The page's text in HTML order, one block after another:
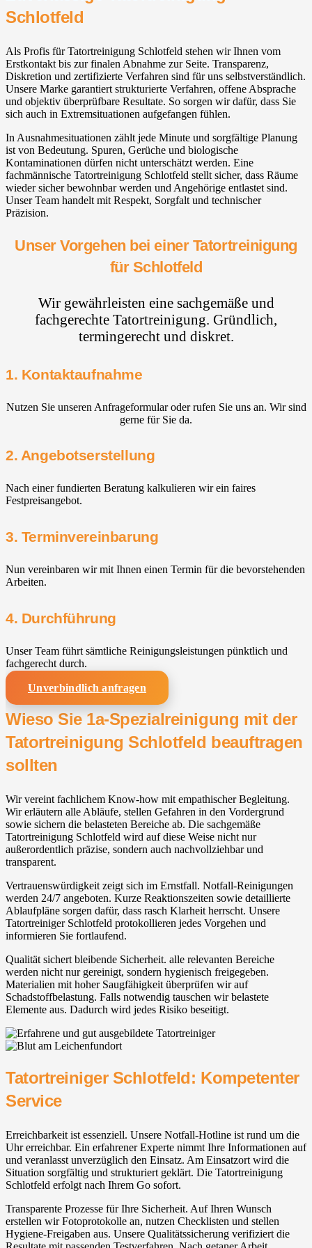
Schlotfeld
Als Profis für Tatortreinigung Schlotfeld stehen wir Ihnen vom
Erstkontakt bis zur finalen Abnahme zur Seite. Transparenz,
Diskretion und zertifizierte Verfahren sind für uns selbstverständlich.
Unsere Marke garantiert strukturierte Verfahren, offene Absprache
und objektiv überprüfbare Resultate. So sorgen wir dafür, dass Sie
sich auch in Extremsituationen aufgefangen fühlen.
In Ausnahmesituationen zählt jede Minute und sorgfältige Planung
ist von Bedeutung. Spuren, Gerüche und biologische
Kontaminationen dürfen nicht unterschätzt werden. Eine
fachmännische Tatortreinigung Schlotfeld stellt sicher, dass Räume
wieder sicher bewohnbar werden und Angehörige entlastet sind.
Unser Team handelt mit Respekt, Sorgfalt und technischer
Präzision.
Unser Vorgehen bei einer Tatortreinigung
für Schlotfeld
Wir gewährleisten eine sachgemäße und
fachgerechte Tatortreinigung. Gründlich,
termingerecht und diskret.
1. Kontaktaufnahme
Nutzen Sie unseren Anfrageformular oder rufen Sie uns an. Wir sind
gerne für Sie da.
2. Angebotserstellung
Nach einer fundierten Beratung kalkulieren wir ein faires
Festpreisangebot.
3. Terminvereinbarung
Nun vereinbaren wir mit Ihnen einen Termin für die bevorstehenden
Arbeiten.
4. Durchführung
Unser Team führt sämtliche Reinigungsleistungen pünktlich und
fachgerecht durch.
Unverbindlich anfragen
Wieso Sie 1a-Spezialreinigung mit der
Tatortreinigung Schlotfeld beauftragen
sollten
Wir vereint fachlichem Know-how mit empathischer Begleitung.
Wir erläutern alle Abläufe, stellen Gefahren in den Vordergrund
sowie sichern die belasteten Bereiche ab. Die sachgemäße
Tatortreinigung Schlotfeld wird auf diese Weise nicht nur
außerordentlich präzise, sondern auch nachvollziehbar und
transparent.
Vertrauenswürdigkeit zeigt sich im Ernstfall. Notfall-Reinigungen
werden 24/7 angeboten. Kurze Reaktionszeiten sowie detaillierte
Ablaufpläne sorgen dafür, dass rasch Klarheit herrscht. Unsere
Tatortreiniger Schlotfeld protokollieren jedes Vorgehen und
informieren Sie fortlaufend.
Qualität sichert bleibende Sicherheit. alle relevanten Bereiche
werden nicht nur gereinigt, sondern hygienisch freigegeben.
Materialien mit hoher Saugfähigkeit überprüfen wir auf
Schadstoffbelastung. Falls notwendig tauschen wir belastete
Elemente aus. Dadurch wird jedes Risiko beseitigt.
Tatortreiniger Schlotfeld: Kompetenter
Service
Erreichbarkeit ist essenziell. Unsere Notfall-Hotline ist rund um die
Uhr erreichbar. Ein erfahrener Experte nimmt Ihre Informationen auf
und veranlasst unverzüglich den Einsatz. Am Einsatzort wird die
Situation sorgfältig und strukturiert geklärt. Die Tatortreinigung
Schlotfeld erfolgt nach Ihrem Go sofort.
Transparente Prozesse für Ihre Sicherheit. Auf Ihren Wunsch
erstellen wir Fotoprotokolle an, nutzen Checklisten und stellen
Hygiene-Freigaben aus. Unsere Qualitätssicherung verifiziert die